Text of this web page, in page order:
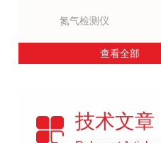
氮气检测仪
查看全部
技术文章